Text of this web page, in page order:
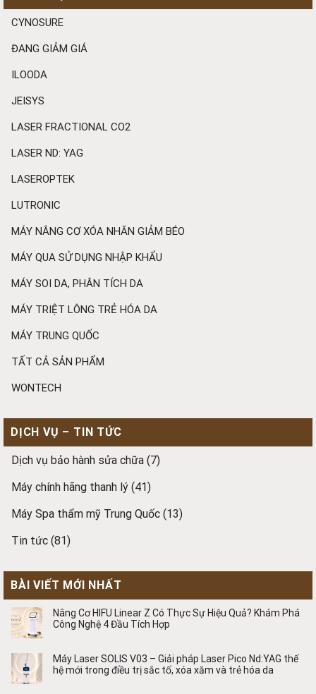
CYNOSURE
ĐANG GIẢM GIÁ
ILOODA
JEISYS
LASER FRACTIONAL CO2
LASER ND: YAG
LASEROPTEK
LUTRONIC
MÁY NÂNG CƠ XÓA NHĂN GIẢM BÉO
MÁY QUA SỬ DỤNG NHẬP KHẨU
MÁY SOI DA, PHÂN TÍCH DA
MÁY TRIỆT LÔNG TRẺ HÓA DA
MÁY TRUNG QUỐC
TẤT CẢ SẢN PHẨM
WONTECH
DỊCH VỤ – TIN TỨC
Dịch vụ bảo hành sửa chữa (7)
Máy chính hãng thanh lý (41)
Máy Spa thẩm mỹ Trung Quốc (13)
Tin tức (81)
BÀI VIẾT MỚI NHẤT
Nâng Cơ HIFU Linear Z Có Thực Sự Hiệu Quả? Khám Phá
Công Nghệ 4 Đầu Tích Hợp
Máy Laser SOLIS V03 – Giải pháp Laser Pico Nd:YAG thế
hệ mới trong điều trị sắc tố, xóa xăm và trẻ hóa da